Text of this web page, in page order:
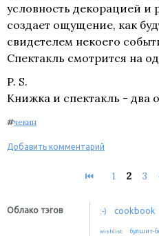
условность декорацией и
создает ощущение, как
свидетелем некоего
Спектакль смотрится на
P. S.
Книжка и спектакль - два
#чекин
Добавить комментарий
⏮ 1 2 3
Облако тэгов :-) cookbook
wishlist булшит-